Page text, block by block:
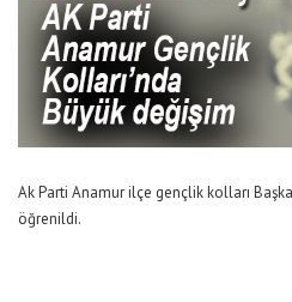
Ak Parti Anamur ilçe gençlik kolları
öğrenildi.